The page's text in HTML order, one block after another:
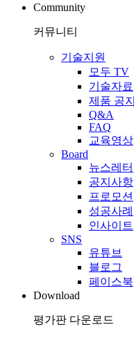
Community
커뮤니티
기술지원
모두 TV
기술자료
제품 공지
Q&A
FAQ
교육영상
Board
뉴스레터
공지사항
프로모션
성공사례
인사이트
SNS
유튜브
블로그
페이스북
Download
평가판 다운로드